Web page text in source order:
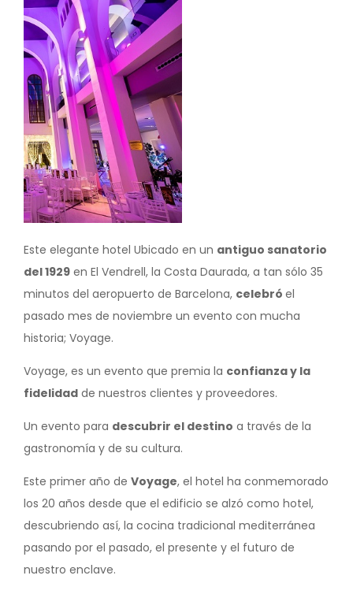
Este elegante hotel Ubicado en un antiguo sanatorio
del 1929 en El Vendrell, la Costa Daurada, a tan sólo 35
minutos del aeropuerto de Barcelona, celebró el
pasado mes de noviembre un evento con mucha
historia; Voyage.
Voyage, es un evento que premia la confianza y la
fidelidad de nuestros clientes y proveedores.
Un evento para descubrir el destino a través de la
gastronomía y de su cultura.
Este primer año de Voyage, el hotel ha conmemorado
los 20 años desde que el edificio se alzó como hotel,
descubriendo así, la cocina tradicional mediterránea
pasando por el pasado, el presente y el futuro de
nuestro enclave.